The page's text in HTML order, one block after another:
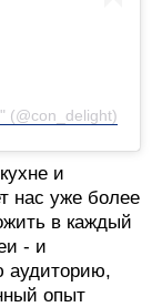
Публикация от Con Delight מיכל - "עם תענוג" (@con_delight)
и
нас уже более
в каждый
- и
аудиторию,
опыт